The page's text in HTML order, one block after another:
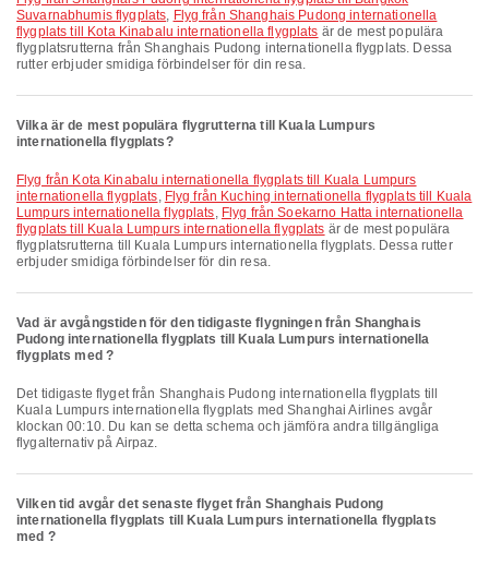
Suvarnabhumis flygplats, Flyg från Shanghais Pudong internationella
flygplats till Kota Kinabalu internationella flygplats är de mest populära
flygplatsrutterna från Shanghais Pudong internationella flygplats. Dessa
rutter erbjuder smidiga förbindelser för din resa.
Vilka är de mest populära flygrutterna till Kuala Lumpurs
internationella flygplats?
Flyg från Kota Kinabalu internationella flygplats till Kuala Lumpurs
internationella flygplats, Flyg från Kuching internationella flygplats till Kuala
Lumpurs internationella flygplats, Flyg från Soekarno Hatta internationella
flygplats till Kuala Lumpurs internationella flygplats är de mest populära
flygplatsrutterna till Kuala Lumpurs internationella flygplats. Dessa rutter
erbjuder smidiga förbindelser för din resa.
Vad är avgångstiden för den tidigaste flygningen från Shanghais
Pudong internationella flygplats till Kuala Lumpurs internationella
flygplats med ?
Det tidigaste flyget från Shanghais Pudong internationella flygplats till
Kuala Lumpurs internationella flygplats med Shanghai Airlines avgår
klockan 00:10. Du kan se detta schema och jämföra andra tillgängliga
flygalternativ på Airpaz.
Vilken tid avgår det senaste flyget från Shanghais Pudong
internationella flygplats till Kuala Lumpurs internationella flygplats
med ?